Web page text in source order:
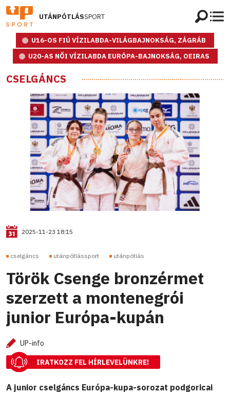
UTÁNPÓTLÁSSPORT
U16-OS FIÚ VÍZILABDA-VILÁGBAJNOKSÁG, ZÁGRÁB
U20-AS NŐI VÍZILABDA EURÓPA-BAJNOKSÁG, OEIRAS
CSELGÁNCS
2025-11-23 18:15
cselgáncs utánpótlássport utánpótlás
Török Csenge bronzérmet
szerzett a montenegrói
junior Európa-kupán
UP-info
IRATKOZZ FEL HÍRLEVELÜNKRE!
A junior cselgáncs Európa-kupa-sorozat podgoricai